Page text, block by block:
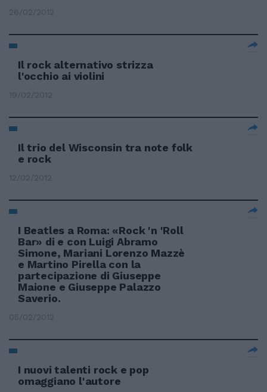
26/02/2012
Il rock alternativo strizza
l'occhio ai violini
19/02/2012
Il trio del Wisconsin tra note folk
e rock
12/02/2012
I Beatles a Roma: «Rock 'n 'Roll
Bar» di e con Luigi Abramo
Simone, Mariani Lorenzo Mazzè
e Martino Pirella con la
partecipazione di Giuseppe
Maione e Giuseppe Palazzo
Saverio.
05/02/2012
I nuovi talenti rock e pop
omaggiano l'autore